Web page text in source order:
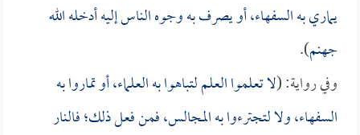
يماري به السفهاء، أو يصرف به وجوه الناس إليه أدخله الله
جهنم).
وفي رواية: (لا تعلموا العلم لتباهوا به العلماء، أو تماروا به
السفهاء، ولا لتجترءوا به المجالس، فمن فعل ذلك؛ فالنار